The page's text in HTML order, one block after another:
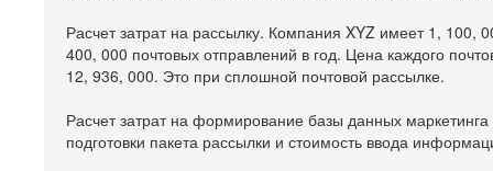
Расчет затрат на рассылку. Компания XYZ имеет 1, 100,
400, 000 почтовых отправлений в год. Цена каждого
12, 936, 000. Это при сплошной почтовой рассылке.
Расчет затрат на формирование базы данных
подготовки пакета рассылки и стоимость ввода